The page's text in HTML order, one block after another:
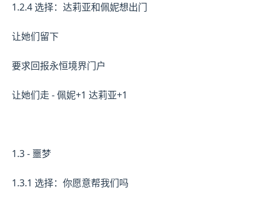
1.2.4 选择：达莉亚和佩妮想出门
让她们留下
要求回报永恒境界门户
让她们走 - 佩妮+1 达莉亚+1
1.3 - 噩梦
1.3.1 选择：你愿意帮我们吗